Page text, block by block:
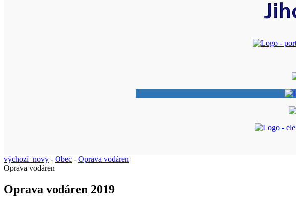
výchozí_novy - Obec - Oprava vodáren
Oprava vodáren
Oprava vodáren 2019